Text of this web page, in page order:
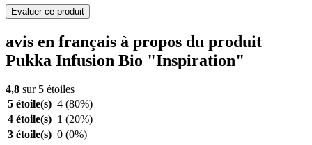
Evaluer ce produit
avis en français à propos du produit
Pukka Infusion Bio "Inspiration"
4,8 sur 5 étoiles
5 étoile(s) 4 (80%)
4 étoile(s) 1 (20%)
3 étoile(s) 0 (0%)